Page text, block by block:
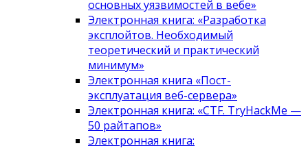
основных уязвимостей в вебе»
Электронная книга: «Разработка
эксплойтов. Необходимый
теоретический и практический
минимум»
Электронная книга «Пост-
эксплуатация веб-сервера»
Электронная книга: «CTF. TryHackMe —
50 райтапов»
Электронная книга: